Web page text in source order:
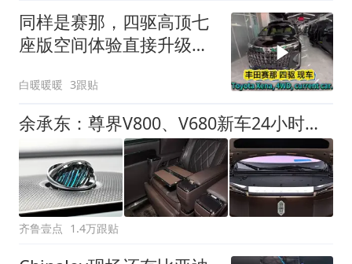
同样是赛那，四驱高顶七
座版空间体验直接升级
那四驱高顶MPV，家用接
待全能
白暖暖暖 3跟贴
余承东：尊界V800、V680新车24小时大定突破3500台
齐鲁壹点 1.4万跟贴